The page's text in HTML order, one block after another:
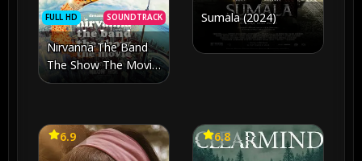
FULL HD SOUNDTRACK
Nirvanna The Band
The Show The Movie
(2026)
Sumala (2024)
6.9 6.8